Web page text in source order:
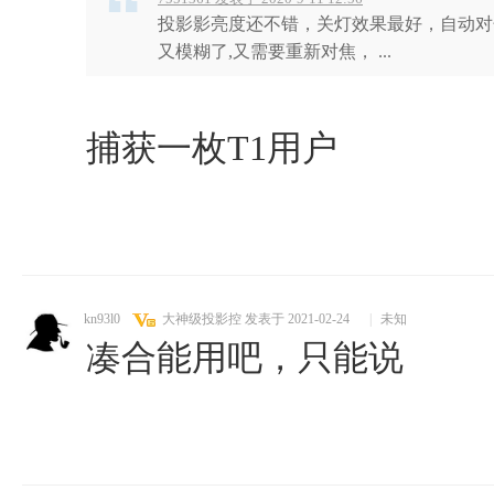
投影影亮度还不错，关灯效果最好，自动
又模糊了,又需要重新对焦， ...
捕获一枚T1用户
kn93l0 大神级投影控 发表于 2021-02-24 未知
凑合能用吧，只能说